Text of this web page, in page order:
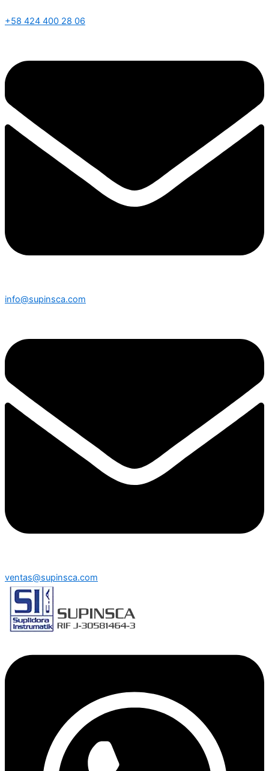
+58 424 400 28 06
info@supinsca.com
ventas@supinsca.com